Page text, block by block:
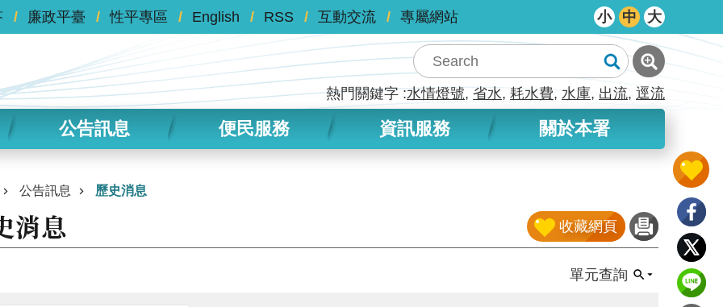
廉政平臺 性平專區 English RSS 互動交流 專屬網站 小 中 大
熱門關鍵字 水情燈號 省水 耗水費 水庫 出流 逕流
公告訊息 便民服務 資訊服務 關於本署
公告訊息 歷史消息
消息 收藏網頁
單元查詢